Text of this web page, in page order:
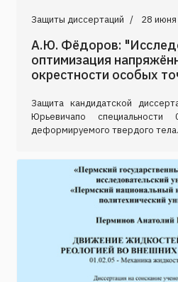
Защиты диссертаций 28
А.Ю. Фёдоров:
оптимизация
окрестности особых
Защита кандидатской
Юрьевичапо
деформируемого твердого тела.